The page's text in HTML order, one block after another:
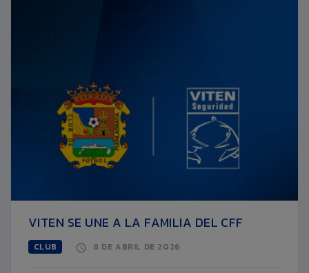
VITEN SE UNE A LA FAMILIA DEL CFF
CLUB 8 DE ABRIL DE 2026